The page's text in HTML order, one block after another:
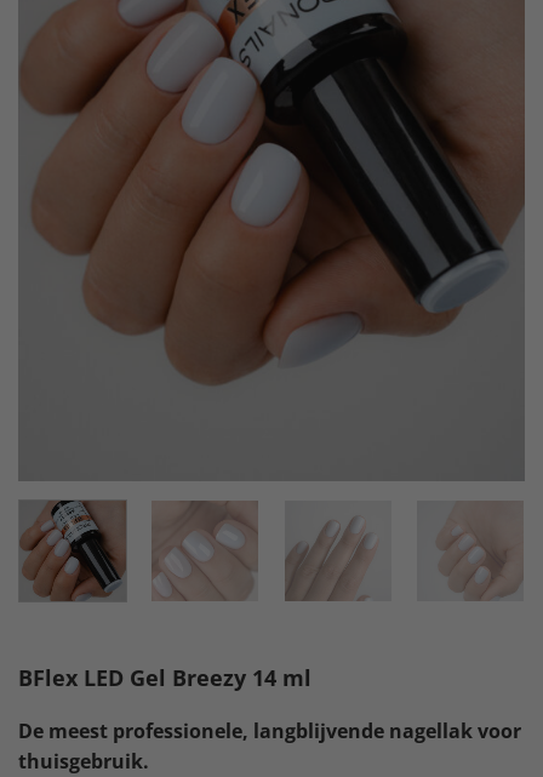
BFlex LED Gel Breezy 14 ml
De meest professionele, langblijvende nagellak voor
thuisgebruik.